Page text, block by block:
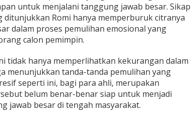
untuk menjalani tanggung jawab besar. Sikap
Romi hanya memperburuk citranya
dalam proses pemulihan emosional yang
calon pemimpin.
tidak hanya memperlihatkan kekurangan dalam
menunjukkan tanda-tanda pemulihan yang
seperti ini, bagi para ahli, merupakan
belum benar-benar siap untuk menjadi
jawab besar di tengah masyarakat.